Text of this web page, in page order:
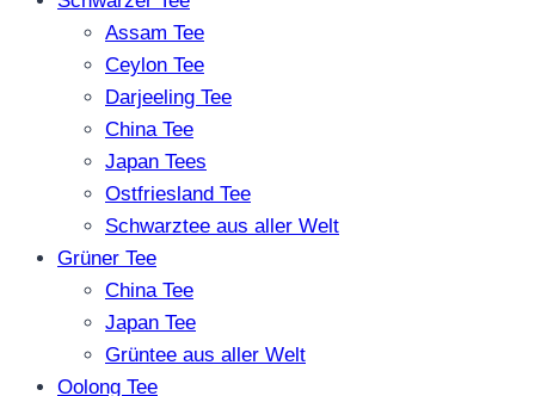
Assam Tee
Ceylon Tee
Darjeeling Tee
China Tee
Japan Tees
Ostfriesland Tee
Schwarztee aus aller Welt
Grüner Tee
China Tee
Japan Tee
Grüntee aus aller Welt
Oolong Tee